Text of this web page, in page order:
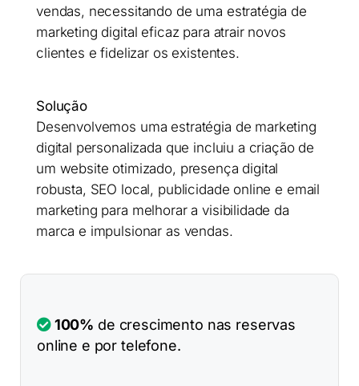
vendas, necessitando de uma estratégia de
marketing digital eficaz para atrair novos
clientes e fidelizar os existentes.
Solução
Desenvolvemos uma estratégia de marketing
digital personalizada que incluiu a criação de
um website otimizado, presença digital
robusta, SEO local, publicidade online e email
marketing para melhorar a visibilidade da
marca e impulsionar as vendas.
100% de crescimento nas reservas
online e por telefone.